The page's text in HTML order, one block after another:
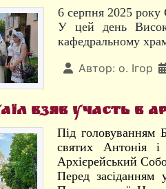
6 серпня 2025 року
У цей день
кафедральному
Автор: о. Ігор
взяв участь в
Під головуванням
святих Антонія і
Архієрейський
Перед засіданням